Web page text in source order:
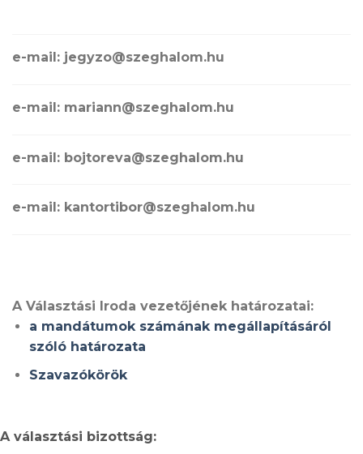
e-mail: jegyzo@szeghalom.hu
e-mail: mariann@szeghalom.hu
e-mail: bojtoreva@szeghalom.hu
e-mail: kantortibor@szeghalom.hu
A Választási Iroda vezetőjének határozatai:
a mandátumok számának megállapításáról
szóló határozata
Szavazókörök
A választási bizottság: